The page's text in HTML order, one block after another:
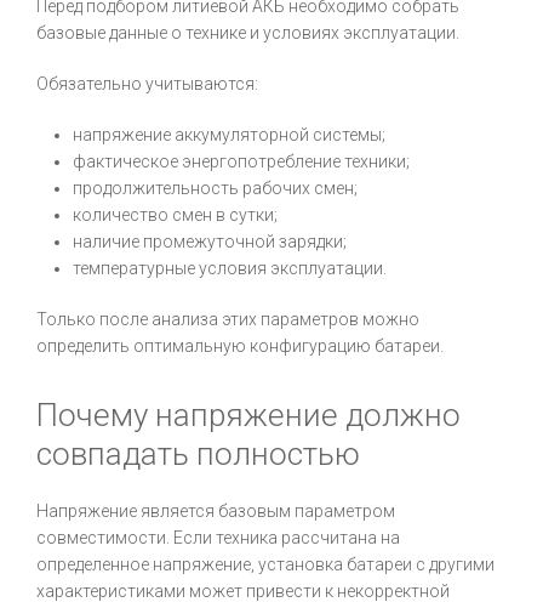
Перед подбором литиевой АКБ необходимо собрать
базовые данные о технике и условиях эксплуатации.
Обязательно учитываются:
напряжение аккумуляторной системы;
фактическое энергопотребление техники;
продолжительность рабочих смен;
количество смен в сутки;
наличие промежуточной зарядки;
температурные условия эксплуатации.
Только после анализа этих параметров можно
определить оптимальную конфигурацию батареи.
Почему напряжение должно
совпадать полностью
Напряжение является базовым параметром
совместимости. Если техника рассчитана на
определенное напряжение, установка батареи с другими
характеристиками может привести к некорректной